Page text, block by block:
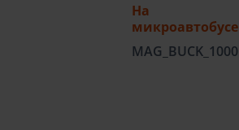
На
микроавтобусе
MAG_BUCK_1000